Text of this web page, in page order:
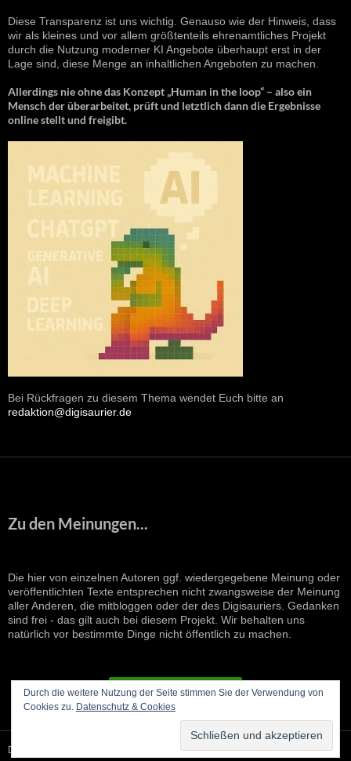
Diese Transparenz ist uns wichtig. Genauso wie der Hinweis, dass
wir als kleines und vor allem größtenteils ehrenamtliches Projekt
durch die Nutzung moderner KI Angebote überhaupt erst in der
Lage sind, diese Menge an inhaltlichen Angeboten zu machen.
Allerdings nie ohne das Konzept „Human in the loop“ – also ein
Mensch der überarbeitet, prüft und letztlich dann die Ergebnisse
online stellt und freigibt.
Bei Rückfragen zu diesem Thema wendet Euch bitte an
redaktion@digisaurier.de
Zu den Meinungen...
Die hier von einzelnen Autoren ggf. wiedergegebene Meinung oder
veröffentlichten Texte entsprechen nicht zwangsweise der Meinung
aller Anderen, die mitbloggen oder der des Digisauriers. Gedanken
sind frei - das gilt auch bei diesem Projekt. Wir behalten uns
natürlich vor bestimmte Dinge nicht öffentlich zu machen.
VERTRAG WIDERRUFEN
Datenschutzerklärung Stolz präsentiert von WordPress
Durch die weitere Nutzung der Seite stimmen Sie der Verwendung von
Cookies zu. Datenschutz & Cookies